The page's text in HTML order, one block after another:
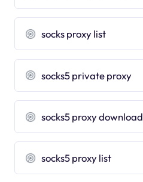
socks proxy list
socks5 private proxy
socks5 proxy download
socks5 proxy list